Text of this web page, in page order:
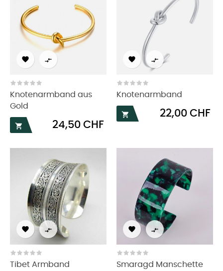
 
Knotenarmband aus
Gold

Preis
24,50 CHF
 
Knotenarmband

Preis
22,00 CHF
 
Tibet Armband
 
Smaragd Manschette